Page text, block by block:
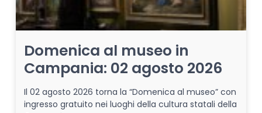
Domenica al museo in
Campania: 02 agosto 2026
Il 02 agosto 2026 torna la “Domenica al museo” con
ingresso gratuito nei luoghi della cultura statali della